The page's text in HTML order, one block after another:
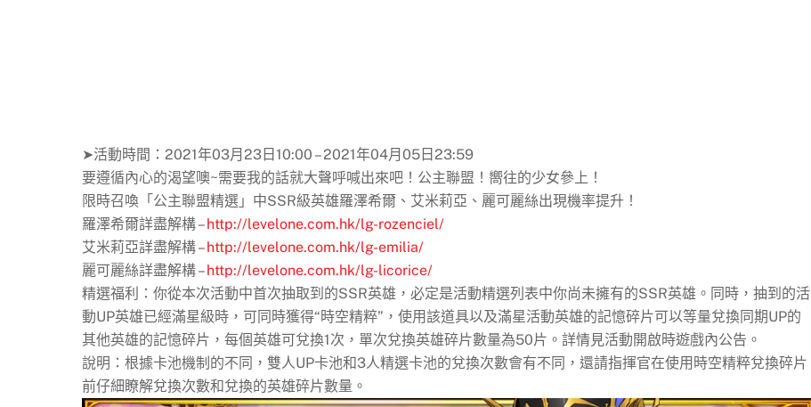
➤活動時間：2021年03月23日10:00 – 2021年04月05日23:59
要遵循內心的渴望噢~需要我的話就大聲呼喊出來吧！公主聯盟！嚮往的少女參上！
限時召喚「公主聯盟精選」中SSR級英雄羅澤希爾、艾米莉亞、麗可麗絲出現機率提升！
羅澤希爾詳盡解構 –http://levelone.com.hk/lg-rozenciel/
艾米莉亞詳盡解構 –http://levelone.com.hk/lg-emilia/
麗可麗絲詳盡解構 –http://levelone.com.hk/lg-licorice/
精選福利：你從本次活動中首次抽取到的SSR英雄，必定是活動精選列表中你尚未擁有的SSR英雄。同時，抽到的活
動UP英雄已經滿星級時，可同時獲得“時空精粹”，使用該道具以及滿星活動英雄的記憶碎片可以等量兌換同期UP的
其他英雄的記憶碎片，每個英雄可兌換1次，單次兌換英雄碎片數量為50片。詳情見活動開啟時遊戲內公告。
說明：根據卡池機制的不同，雙人UP卡池和3人精選卡池的兌換次數會有不同，還請指揮官在使用時空精粹兌換碎片
前仔細瞭解兌換次數和兌換的英雄碎片數量。